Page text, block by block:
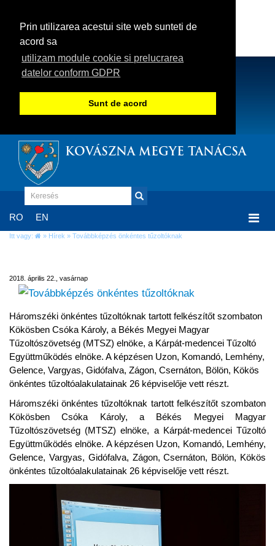
Prin utilizarea acestui site web sunteti de
acord sa
utilizam module cookie si prelucrarea
datelor conform GDPR
Sunt de acord
KOVÁSZNA MEGYE TANÁCSA
RO EN
Itt vagy: » Hírek » Továbbképzés önkéntes tűzoltóknak
2018. április 22., vasárnap
Háromszéki önkéntes tűzoltóknak tartott felkészítőt szombaton
Kökösben Csóka Károly, a Békés Megyei Magyar
Tűzoltószövetség (MTSZ) elnöke, a Kárpát-medencei Tűzoltó
Együttműködés elnöke. A képzésen Uzon, Komandó, Lemhény,
Gelence, Vargyas, Gidófalva, Zágon, Csernáton, Bölön, Kökös
önkéntes tűzoltóalakulatainak 26 képviselője vett részt.
Háromszéki önkéntes tűzoltóknak tartott felkészítőt szombaton
Kökösben Csóka Károly, a Békés Megyei Magyar
Tűzoltószövetség (MTSZ) elnöke, a Kárpát-medencei Tűzoltó
Együttműködés elnöke. A képzésen Uzon, Komandó, Lemhény,
Gelence, Vargyas, Gidófalva, Zágon, Csernáton, Bölön, Kökös
önkéntes tűzoltóalakulatainak 26 képviselője vett részt.